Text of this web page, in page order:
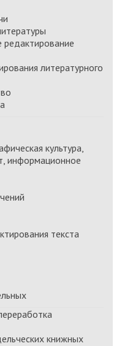
редактирование
литературного
культура,
информационное
текста
книжных